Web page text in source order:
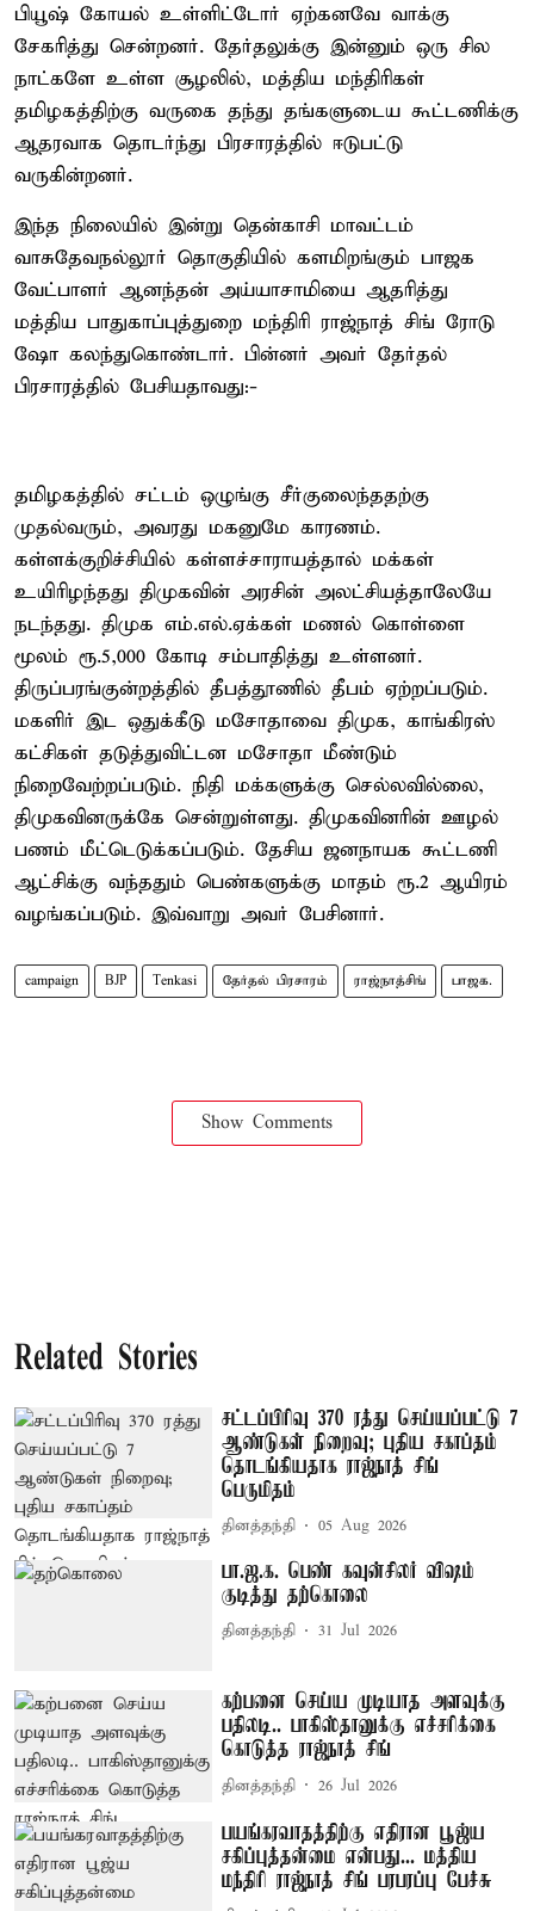
பியூஷ் கோயல் உள்ளிட்டோர் ஏற்கனவே வாக்கு
சேகரித்து சென்றனர். தேர்தலுக்கு இன்னும் ஒரு சில
நாட்களே உள்ள சூழலில், மத்திய மந்திரிகள்
தமிழகத்திற்கு வருகை தந்து தங்களுடைய கூட்டணிக்கு
ஆதரவாக தொடர்ந்து பிரசாரத்தில் ஈடுபட்டு
வருகின்றனர்.
இந்த நிலையில் இன்று தென்காசி மாவட்டம்
வாசுதேவநல்லூர் தொகுதியில் களமிறங்கும் பாஜக
வேட்பாளர் ஆனந்தன் அய்யாசாமியை ஆதரித்து
மத்திய பாதுகாப்புத்துறை மந்திரி ராஜ்நாத் சிங் ரோடு
ஷோ கலந்துகொண்டார். பின்னர் அவர் தேர்தல்
பிரசாரத்தில் பேசியதாவது:-
தமிழகத்தில் சட்டம் ஒழுங்கு சீர்குலைந்ததற்கு
முதல்வரும், அவரது மகனுமே காரணம்.
கள்ளக்குறிச்சியில் கள்ளச்சாராயத்தால் மக்கள்
உயிரிழந்தது திமுகவின் அரசின் அலட்சியத்தாலேயே
நடந்தது. திமுக எம்.எல்.ஏக்கள் மணல் கொள்ளை
மூலம் ரூ.5,000 கோடி சம்பாதித்து உள்ளனர்.
திருப்பரங்குன்றத்தில் தீபத்தூணில் தீபம் ஏற்றப்படும்.
மகளிர் இட ஒதுக்கீடு மசோதாவை திமுக, காங்கிரஸ்
கட்சிகள் தடுத்துவிட்டன மசோதா மீண்டும்
நிறைவேற்றப்படும். நிதி மக்களுக்கு செல்லவில்லை,
திமுகவினருக்கே சென்றுள்ளது. திமுகவினரின் ஊழல்
பணம் மீட்டெடுக்கப்படும். தேசிய ஜனநாயக கூட்டணி
ஆட்சிக்கு வந்ததும் பெண்களுக்கு மாதம் ரூ.2 ஆயிரம்
வழங்கப்படும். இவ்வாறு அவர் பேசினார்.
campaign BJP Tenkasi தேர்தல் பிரசாரம் ராஜ்நாத்சிங் பாஜக.
Show Comments
Related Stories
சட்டப்பிரிவு 370 ரத்து செய்யப்பட்டு 7
ஆண்டுகள் நிறைவு; புதிய சகாப்தம்
தொடங்கியதாக ராஜ்நாத் சிங்
பெருமிதம்
தினத்தந்தி 05 Aug 2026
பா.ஜ.க. பெண் கவுன்சிலர் விஷம்
குடித்து தற்கொலை
தினத்தந்தி 31 Jul 2026
கற்பனை செய்ய முடியாத அளவுக்கு
பதிலடி.. பாகிஸ்தானுக்கு எச்சரிக்கை
கொடுத்த ராஜ்நாத் சிங்
தினத்தந்தி 26 Jul 2026
பயங்கரவாதத்திற்கு எதிரான பூஜ்ய
சகிப்புத்தன்மை என்பது... மத்திய
மந்திரி ராஜ்நாத் சிங் பரபரப்பு பேச்சு